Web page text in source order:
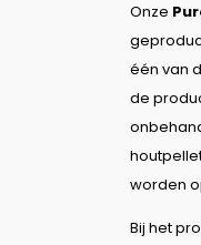
Onze
één van
de
worden
Bij het